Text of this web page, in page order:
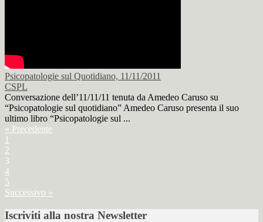
Psicopatologie sul Quotidiano, 11/11/2011
CSPL
Conversazione dell’11/11/11 tenuta da Amedeo Caruso su
“Psicopatologie sul quotidiano” Amedeo Caruso presenta il suo
ultimo libro “Psicopatologie sul ...
« Precedente
1
2
3
4
5
Successivo »
Iscriviti alla nostra Newsletter